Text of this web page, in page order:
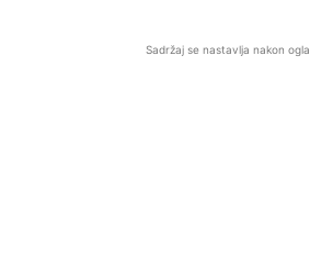
Sadržaj se nastavlja nakon